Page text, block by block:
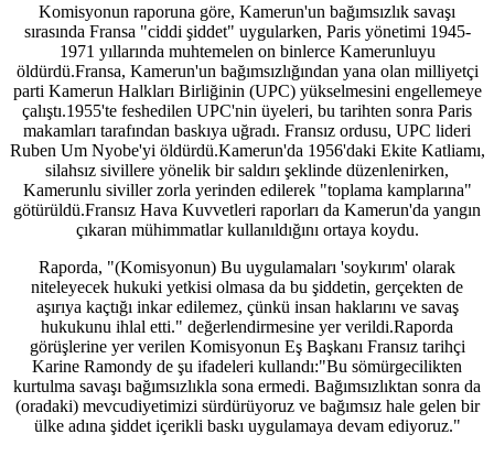
Komisyonun raporuna göre, Kamerun'un bağımsızlık savaşı
sırasında Fransa "ciddi şiddet" uygularken, Paris yönetimi 1945-
1971 yıllarında muhtemelen on binlerce Kamerunluyu
öldürdü.Fransa, Kamerun'un bağımsızlığından yana olan milliyetçi
parti Kamerun Halkları Birliğinin (UPC) yükselmesini engellemeye
çalıştı.1955'te feshedilen UPC'nin üyeleri, bu tarihten sonra Paris
makamları tarafından baskıya uğradı. Fransız ordusu, UPC lideri
Ruben Um Nyobe'yi öldürdü.Kamerun'da 1956'daki Ekite Katliamı,
silahsız sivillere yönelik bir saldırı şeklinde düzenlenirken,
Kamerunlu siviller zorla yerinden edilerek "toplama kamplarına"
götürüldü.Fransız Hava Kuvvetleri raporları da Kamerun'da yangın
çıkaran mühimmatlar kullanıldığını ortaya koydu.
Raporda, "(Komisyonun) Bu uygulamaları 'soykırım' olarak
niteleyecek hukuki yetkisi olmasa da bu şiddetin, gerçekten de
aşırıya kaçtığı inkar edilemez, çünkü insan haklarını ve savaş
hukukunu ihlal etti." değerlendirmesine yer verildi.Raporda
görüşlerine yer verilen Komisyonun Eş Başkanı Fransız tarihçi
Karine Ramondy de şu ifadeleri kullandı:"Bu sömürgecilikten
kurtulma savaşı bağımsızlıkla sona ermedi. Bağımsızlıktan sonra da
(oradaki) mevcudiyetimizi sürdürüyoruz ve bağımsız hale gelen bir
ülke adına şiddet içerikli baskı uygulamaya devam ediyoruz."